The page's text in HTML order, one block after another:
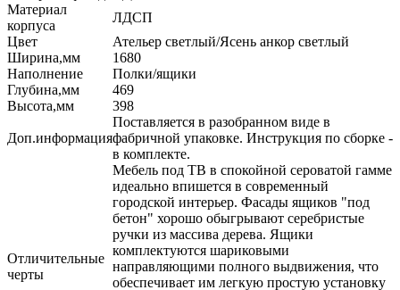
Материал
корпуса
ЛДСП
Цвет
Ательер светлый/Ясень анкор светлый
Ширина,мм
1680
Наполнение
Полки/ящики
Глубина,мм
469
Высота,мм
398
Доп.информация
Поставляется в разобранном виде в
фабричной упаковке. Инструкция по сборке -
в комплекте.
Отличительные
черты
Мебель под ТВ в спокойной сероватой гамме
идеально впишется в современный
городской интерьер. Фасады ящиков "под
бетон" хорошо обыгрывают серебристые
ручки из массива дерева. Ящики
комплектуются шариковыми
направляющими полного выдвижения, что
обеспечивает им легкую простую установку